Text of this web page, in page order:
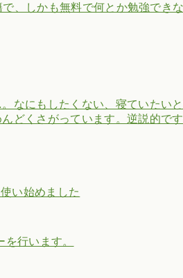
、しかも無料で何とか勉強でき
なにもしたくない、寝ていたい
どくさがっています。逆説的で
い始めました
行います。